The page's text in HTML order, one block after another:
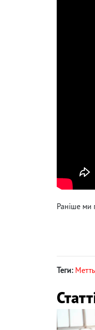
Раніше ми
Теги: